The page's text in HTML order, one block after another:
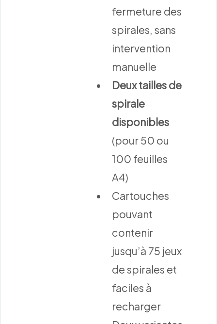
fermeture des
spirales, sans
intervention
manuelle
Deux tailles de
spirale
disponibles
(pour 50 ou
100 feuilles
A4)
Cartouches
pouvant
contenir
jusqu’à 75 jeux
de spirales et
faciles à
recharger